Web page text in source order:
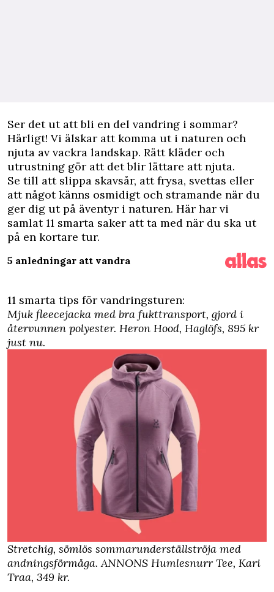
Ser det ut att bli en del vandring i sommar?
Härligt! Vi älskar att komma ut i naturen och
njuta av vackra landskap. Rätt kläder och
utrustning gör att det blir lättare att njuta.
Se till att slippa skavsår, att frysa, svettas eller
att något känns osmidigt och stramande när du
ger dig ut på äventyr i naturen. Här har vi
samlat 11 smarta saker att ta med när du ska ut
på en kortare tur.
5 anledningar att vandra
11 smarta tips för vandringsturen:
Mjuk fleecejacka med bra fukttransport, gjord i
återvunnen polyester. Heron Hood, Haglöfs, 895 kr
just nu.
Stretchig, sömlös sommarunderställströja med
andningsförmåga.ANNONS Humlesnurr Tee, Kari
Traa, 349 kr.